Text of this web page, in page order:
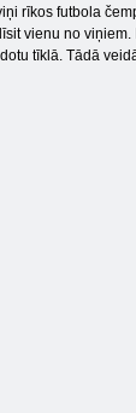
rīkos futbola
vienu no
tīklā. Tādā